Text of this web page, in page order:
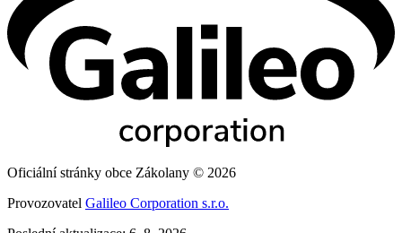
Oficiální stránky obce Zákolany © 2026
Provozovatel Galileo Corporation s.r.o.